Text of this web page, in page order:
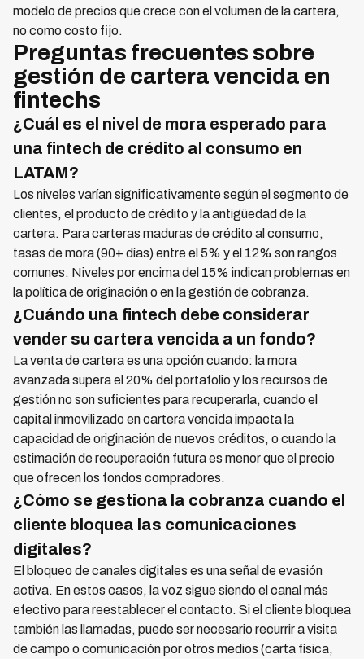
modelo de precios que crece con el volumen de la cartera,
no como costo fijo.
Preguntas frecuentes sobre
gestión de cartera vencida en
fintechs
¿Cuál es el nivel de mora esperado para
una fintech de crédito al consumo en
LATAM?
Los niveles varían significativamente según el segmento de
clientes, el producto de crédito y la antigüedad de la
cartera. Para carteras maduras de crédito al consumo,
tasas de mora (90+ días) entre el 5% y el 12% son rangos
comunes. Niveles por encima del 15% indican problemas en
la política de originación o en la gestión de cobranza.
¿Cuándo una fintech debe considerar
vender su cartera vencida a un fondo?
La venta de cartera es una opción cuando: la mora
avanzada supera el 20% del portafolio y los recursos de
gestión no son suficientes para recuperarla, cuando el
capital inmovilizado en cartera vencida impacta la
capacidad de originación de nuevos créditos, o cuando la
estimación de recuperación futura es menor que el precio
que ofrecen los fondos compradores.
¿Cómo se gestiona la cobranza cuando el
cliente bloquea las comunicaciones
digitales?
El bloqueo de canales digitales es una señal de evasión
activa. En estos casos, la voz sigue siendo el canal más
efectivo para reestablecer el contacto. Si el cliente bloquea
también las llamadas, puede ser necesario recurrir a visita
de campo o comunicación por otros medios (carta física,